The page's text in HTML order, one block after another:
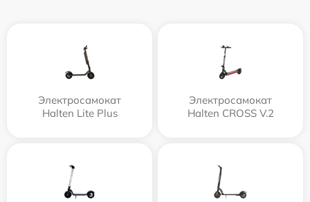
Электросамокат
Halten Lite Plus
Электросамокат
Halten CROSS V.2